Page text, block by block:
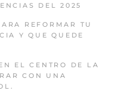
DEL 2025
REFORMAR TU
Y QUE QUEDE
EL CENTRO DE LA
CON UNA